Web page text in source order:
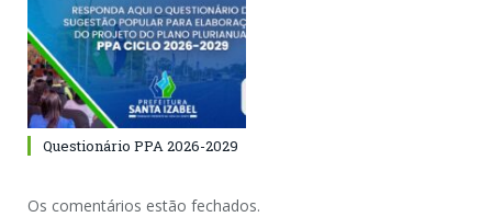
Questionário PPA 2026-2029
Os comentários estão fechados.